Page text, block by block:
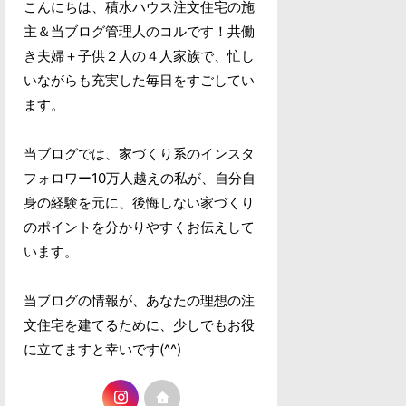
こんにちは、積水ハウス注文住宅の施
主＆当ブログ管理人のコルです！共働
き夫婦＋子供２人の４人家族で、忙し
いながらも充実した毎日をすごしてい
ます。
当ブログでは、家づくり系のインスタ
フォロワー10万人越えの私が、自分自
身の経験を元に、後悔しない家づくり
のポイントを分かりやすくお伝えして
います。
当ブログの情報が、あなたの理想の注
文住宅を建てるために、少しでもお役
に立てますと幸いです(^^)